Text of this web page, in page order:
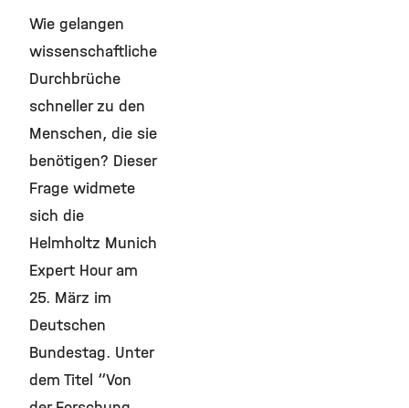
Wie gelangen
wissenschaftliche
Durchbrüche
schneller zu den
Menschen, die sie
benötigen? Dieser
Frage widmete
sich die
Helmholtz Munich
Expert Hour am
25. März im
Deutschen
Bundestag. Unter
dem Titel “Von